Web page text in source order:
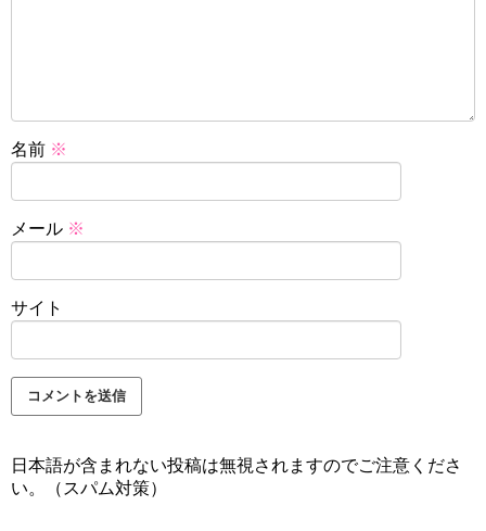
名前 ※
メール ※
サイト
日本語が含まれない投稿は無視されますのでご注意くださ
い。（スパム対策）